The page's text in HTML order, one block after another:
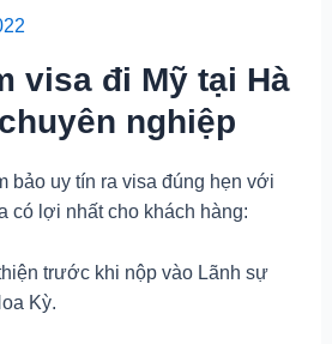
visa đi Mỹ tại Hà
nghiệp
bảo uy tín ra visa đúng hẹn với
có lợi nhất cho khách hàng:
trước khi nộp vào Lãnh sự
Kỳ.